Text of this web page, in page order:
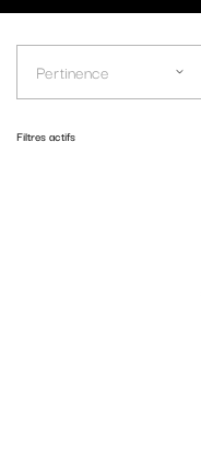
Pertinence
Filtres actifs